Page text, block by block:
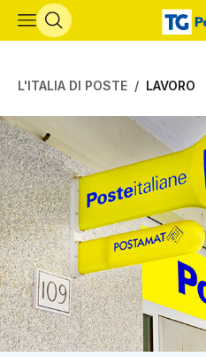
Vai al contenuto principale
L'ITALIA DI POSTE LAVORO